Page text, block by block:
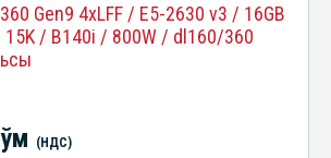
Gen9 4xLFF / E5-2630 v3 / 16GB
15K / B140i / 800W / dl160/360
(НДС)